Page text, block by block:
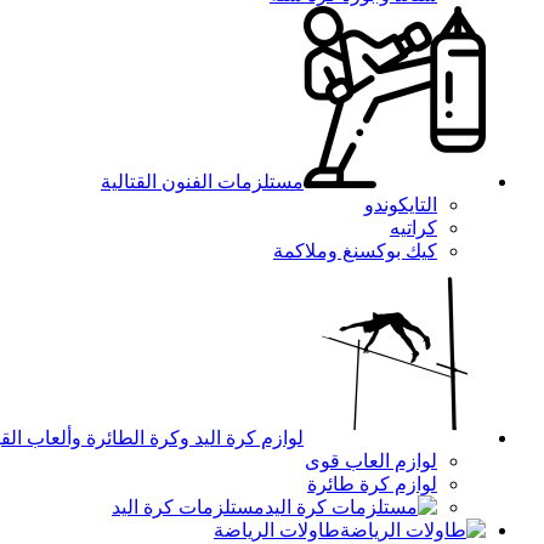
مستلزمات الفنون القتالية
التايكوندو
كراتيه
كيك بوكسنغ وملاكمة
لوازم كرة اليد وكرة الطائرة وألعاب
لوازم العاب قوى
لوازم كرة طائرة
مستلزمات كرة اليد
طاولات الرياضة